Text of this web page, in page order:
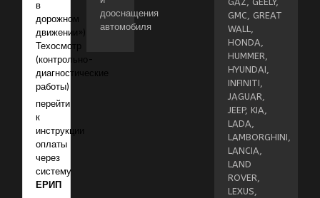
в
дорожном
движении»)
Техосмотр
(контрольно-
диагностические
работы)
перейти
к
инструкции
оплаты
через
систему
ЕРИП
дооснащения
автомобиля
GMC, GREAT
WALL,
HONDA,
HUMMER,
HYUNDAI,
INFINITI,
JAGUAR,
JEEP, KIA,
LADA,
LAMBORGHINI,
LANCIA,
LAND
ROVER,
LEXUS,